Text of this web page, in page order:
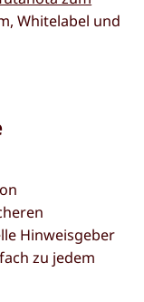
Whitelabel und
Hinweisgeber
zu jedem